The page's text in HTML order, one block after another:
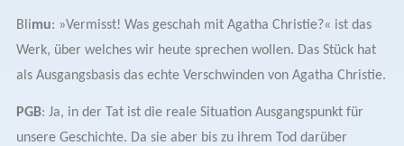
Blimu: »Vermisst! Was geschah mit Agatha Christie?« ist das
Werk, über welches wir heute sprechen wollen. Das Stück hat
als Ausgangsbasis das echte Verschwinden von Agatha Christie.
PGB: Ja, in der Tat ist die reale Situation Ausgangspunkt für
unsere Geschichte. Da sie aber bis zu ihrem Tod darüber